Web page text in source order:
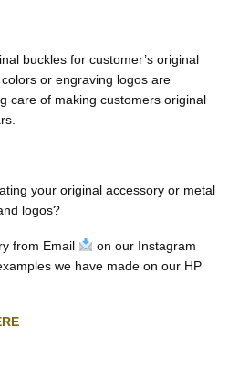
buckles for customer’s original
or engraving logos are
care of making customers original
your original accessory or metal
logos?
from Email
on our Instagram
we have made on our HP